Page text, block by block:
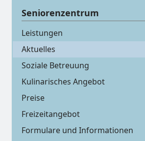
Seniorenzentrum
Leistungen
Aktuelles
Soziale Betreuung
Kulinarisches Angebot
Preise
Freizeitangebot
Formulare und Informationen